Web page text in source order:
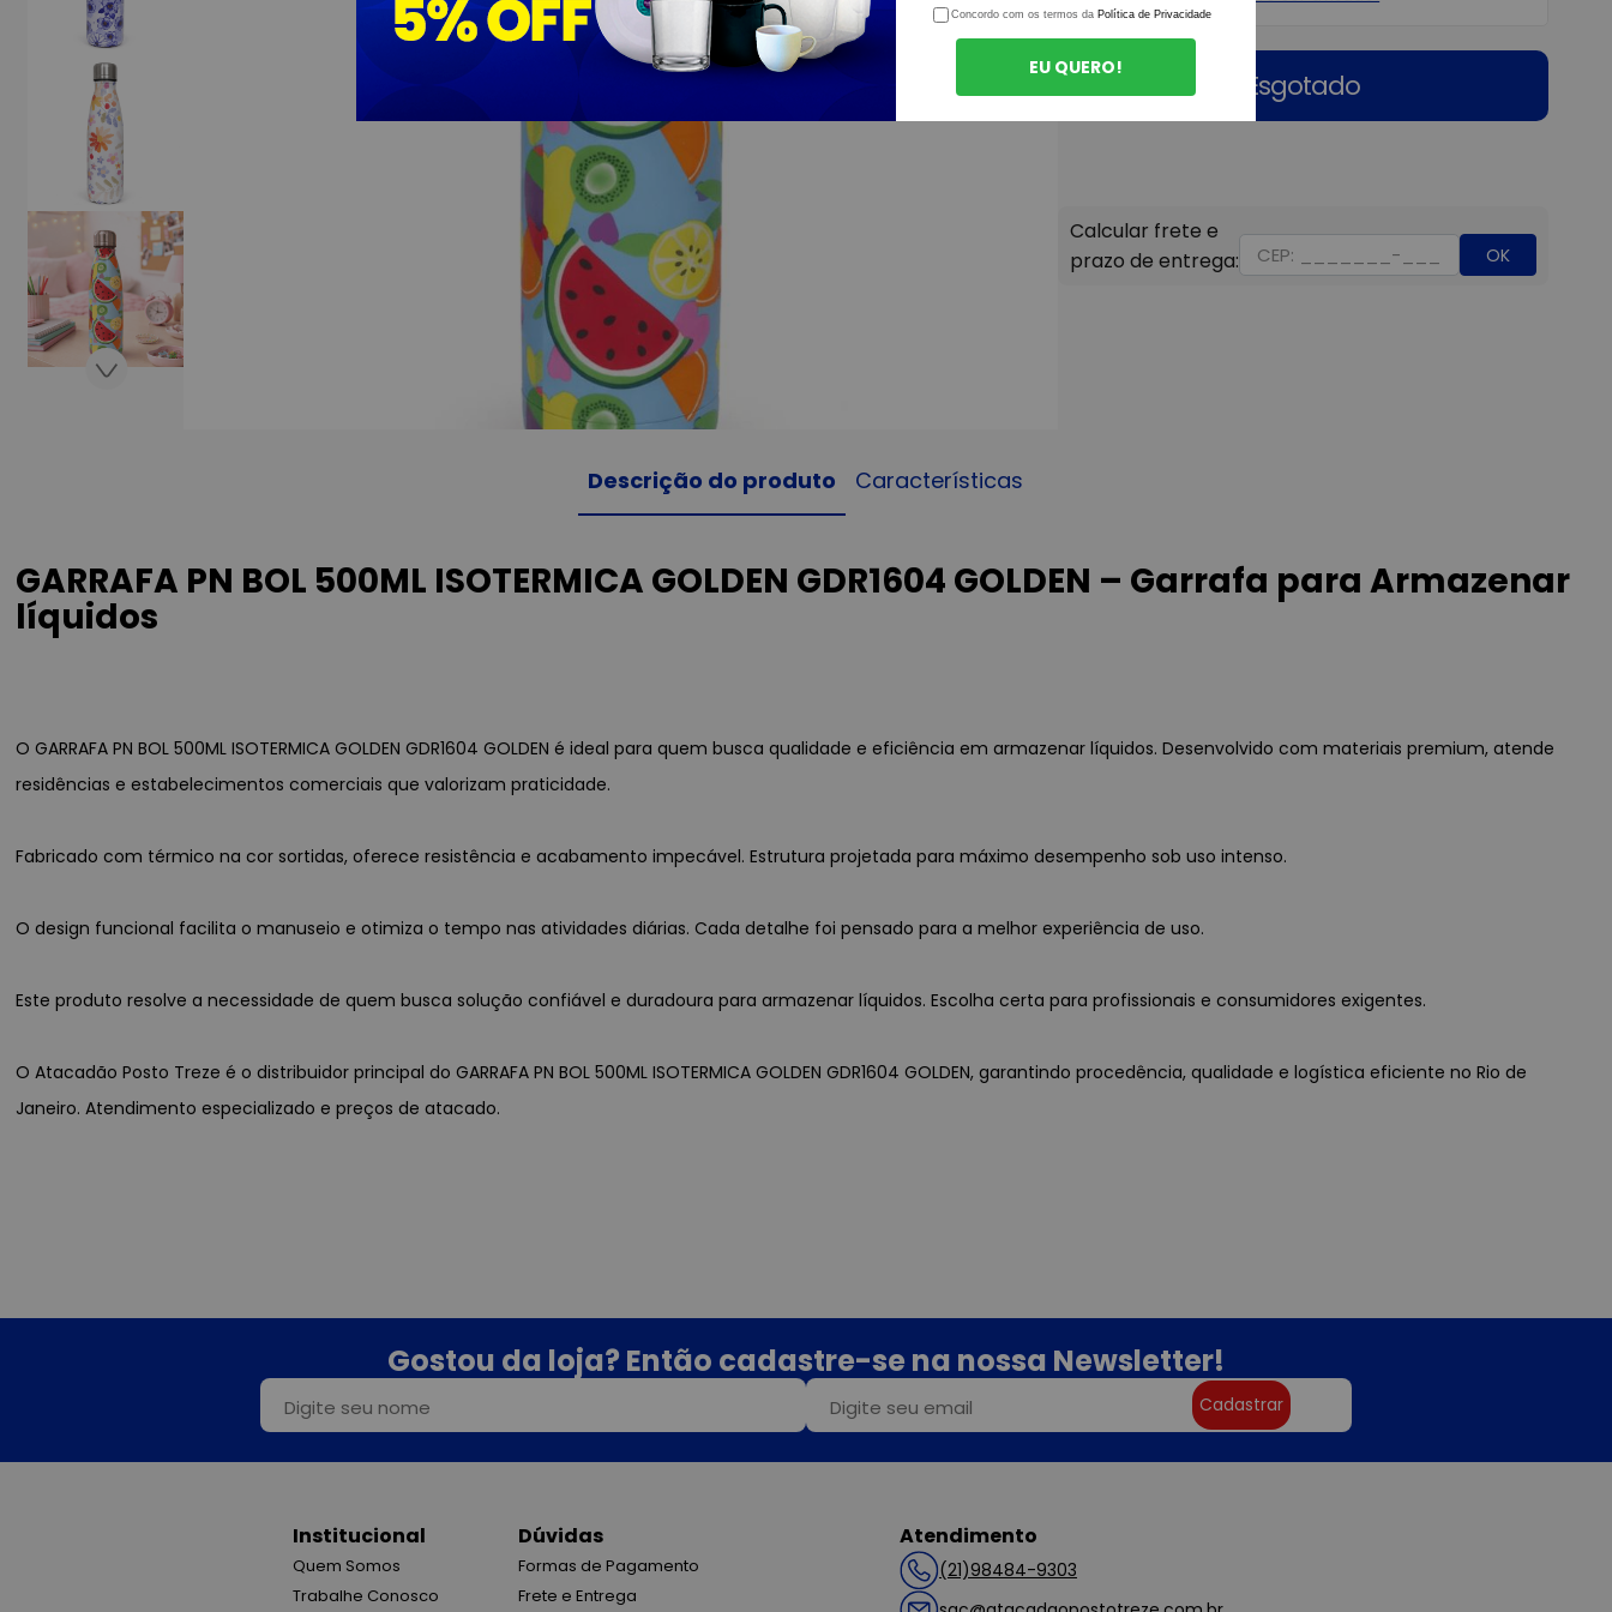
Esgotado
OK
Descrição do produto Características
GARRAFA PN BOL 500ML ISOTERMICA GOLDEN GDR1604 GOLDEN – Garrafa para Armazenar
líquidos
O GARRAFA PN BOL 500ML ISOTERMICA GOLDEN GDR1604 GOLDEN é ideal para quem busca qualidade e eficiência em armazenar líquidos. Desenvolvido com materiais premium, atende
residências e estabelecimentos comerciais que valorizam praticidade.
Fabricado com térmico na cor sortidas, oferece resistência e acabamento impecável. Estrutura projetada para máximo desempenho sob uso intenso.
O design funcional facilita o manuseio e otimiza o tempo nas atividades diárias. Cada detalhe foi pensado para a melhor experiência de uso.
Este produto resolve a necessidade de quem busca solução confiável e duradoura para armazenar líquidos. Escolha certa para profissionais e consumidores exigentes.
O Atacadão Posto Treze é o distribuidor principal do GARRAFA PN BOL 500ML ISOTERMICA GOLDEN GDR1604 GOLDEN, garantindo procedência, qualidade e logística eficiente no Rio de
Janeiro. Atendimento especializado e preços de atacado.
Gostou da loja? Então cadastre-se na nossa Newsletter!
Cadastrar
Institucional
Quem Somos
Trabalhe Conosco
Dúvidas
Formas de Pagamento
Frete e Entrega
Atendimento
(21)98484-9303
Concordo com os termos da Política de Privacidade
EU QUERO!